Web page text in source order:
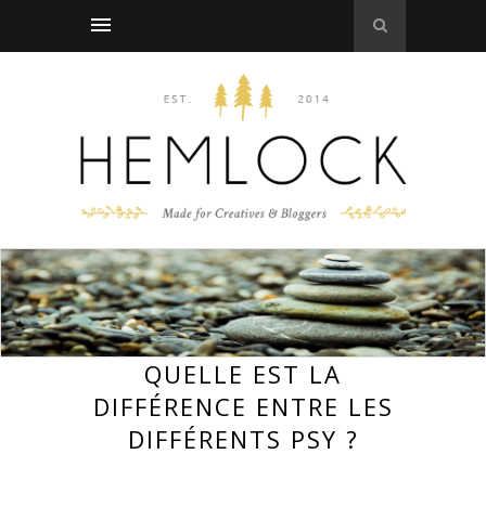
QUELLE EST LA
DIFFÉRENCE ENTRE LES
DIFFÉRENTS PSY ?